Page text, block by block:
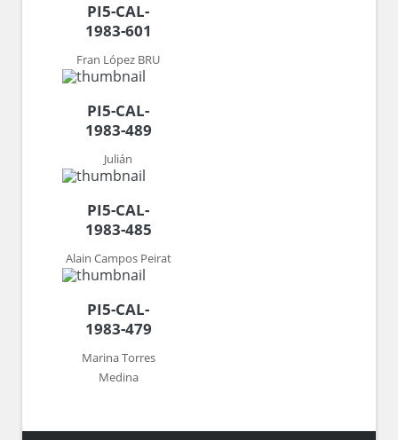
PI5-CAL-
1983-601
Fran López BRU
PI5-CAL-
1983-489
Julián
PI5-CAL-
1983-485
Alain Campos Peirat
PI5-CAL-
1983-479
Marina Torres
Medina